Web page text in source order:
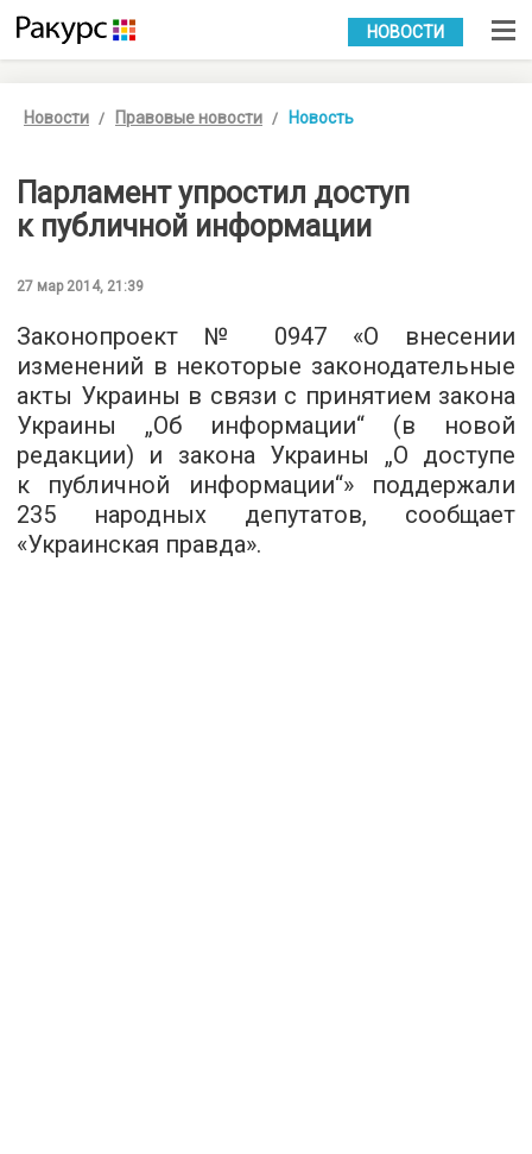
УКР РУС
НОВОСТИ
Новости Правовые новости Новость
Парламент упростил доступ
к публичной информации
27 мар 2014, 21:39
Законопроект № 0947 «О внесении
изменений в некоторые законодательные
акты Украины в связи с принятием закона
Украины „Об информации“ (в новой
редакции) и закона Украины „О доступе
к публичной информации“» поддержали
235 народных депутатов, сообщает
«Украинская правда».